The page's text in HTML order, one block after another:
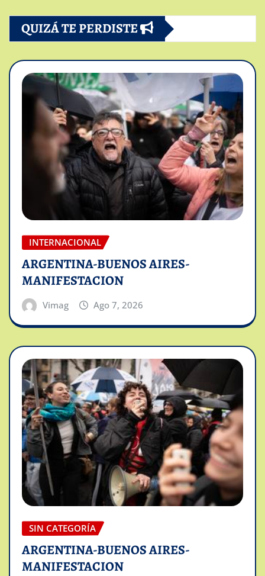
QUIZÁ TE PERDISTE
INTERNACIONAL
ARGENTINA-BUENOS AIRES-
MANIFESTACION
Vimag Ago 7, 2026
SIN CATEGORÍA
ARGENTINA-BUENOS AIRES-
MANIFESTACION